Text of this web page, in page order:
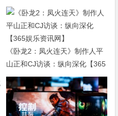
《卧龙2：凤火连天》制作人平
山正和CJ访谈：纵向深化【365
娱乐资讯网】